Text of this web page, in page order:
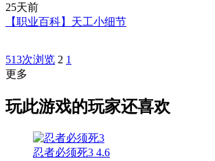
25天前
【职业百科】天工小细节
513次浏览 2 1
更多
玩此游戏的玩家还喜欢
忍者必须死3 4.6